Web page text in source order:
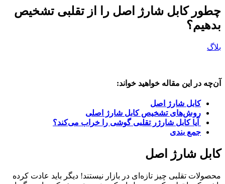
چطور کابل شارژ اصل را از تقلبی تشخیص
بدهیم؟
بلاگ
آن‌چه در این مقاله خواهید خواند:
کابل شارژ اصل
روش‌های تشخیص کابل شارژ اصلی
آیا کابل شارژر تقلبی گوشی را خراب می‌کند؟
جمع ‌بندی
کابل شارژ اصل
محصولات تقلبی چیز تازه‌ای در بازار نیستند! دیگر باید عادت کرده